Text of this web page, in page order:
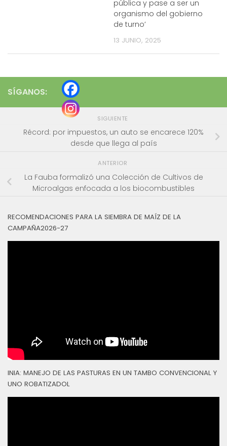
pública y pase a ser un
organismo del gobierno
de turno’
13 JUNIO, 2025
SÍGANOS:
SIGUIENTE
Récord: por impuestos, un auto se encarece 120%
desde que llega al país
ANTERIOR
La Fauba formalizó una Colección de Cultivos de
Microalgas enfocada a los biocombustibles
RECOMENDACIONES PARA LA SIEMBRA DE MAÍZ DE LA
CAMPAÑA2026-27
INIA: MANEJO DE LAS PASTURAS EN UN TAMBO CONVENCIONAL Y
UNO ROBATIZADOL